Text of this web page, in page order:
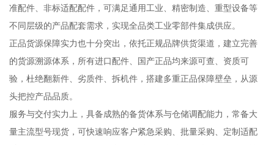
准配件、非标适配配件，可满足通用工业、精密制造、重型设备等
不同层级的产品配套需求，实现全品类工业零部件集成供应。
正品货源保障实力也十分突出，依托正规品牌供货渠道，建立完善
的货源溯源体系，所有进口配件、国产正品均来源可查、资质可
验，杜绝翻新件、劣质件、拆机件，搭建多重正品保障壁垒，从源
头把控产品品质。
服务与交付实力上，具备成熟的备货体系与仓储调配能力，常备大
量主流型号现货，可快速响应客户紧急采购、批量采购、定制适配